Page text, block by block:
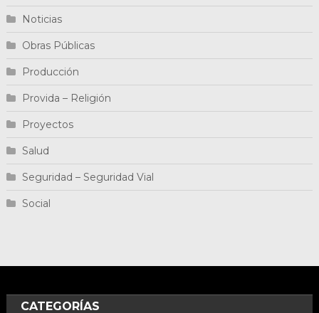
Noticias
Obras Públicas
Producción
Provida – Religión
Proyectos
Salud
Seguridad – Seguridad Vial
Social
CATEGORÍAS